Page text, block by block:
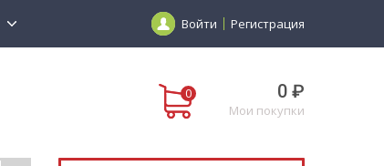
Войти Регистрация
0 ₽
Мои покупки